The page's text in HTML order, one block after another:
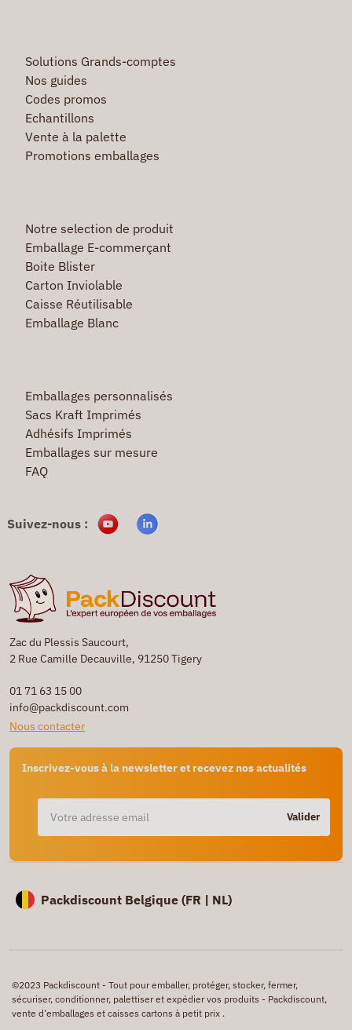
Zac du Plessis Saucourt,
2 Rue Camille Decauville, 91250 Tigery
01 71 63 15 00
info@packdiscount.com
Nous contacter
Inscrivez-vous à la newsletter et recevez nos actualités
Valider
Solutions Grands-comptes
Nos guides
Codes promos
Echantillons
Vente à la palette
Promotions emballages
Notre selection de produit
Emballage E-commerçant
Boite Blister
Carton Inviolable
Caisse Réutilisable
Emballage Blanc
Emballages personnalisés
Sacs Kraft Imprimés
Adhésifs Imprimés
Emballages sur mesure
FAQ
Suivez-nous :
Packdiscount Belgique (FR | NL)
©2023 Packdiscount - Tout pour emballer, protéger, stocker, fermer,
sécuriser, conditionner, palettiser et expédier vos produits - Packdiscount,
vente d'emballages et caisses cartons à petit prix .